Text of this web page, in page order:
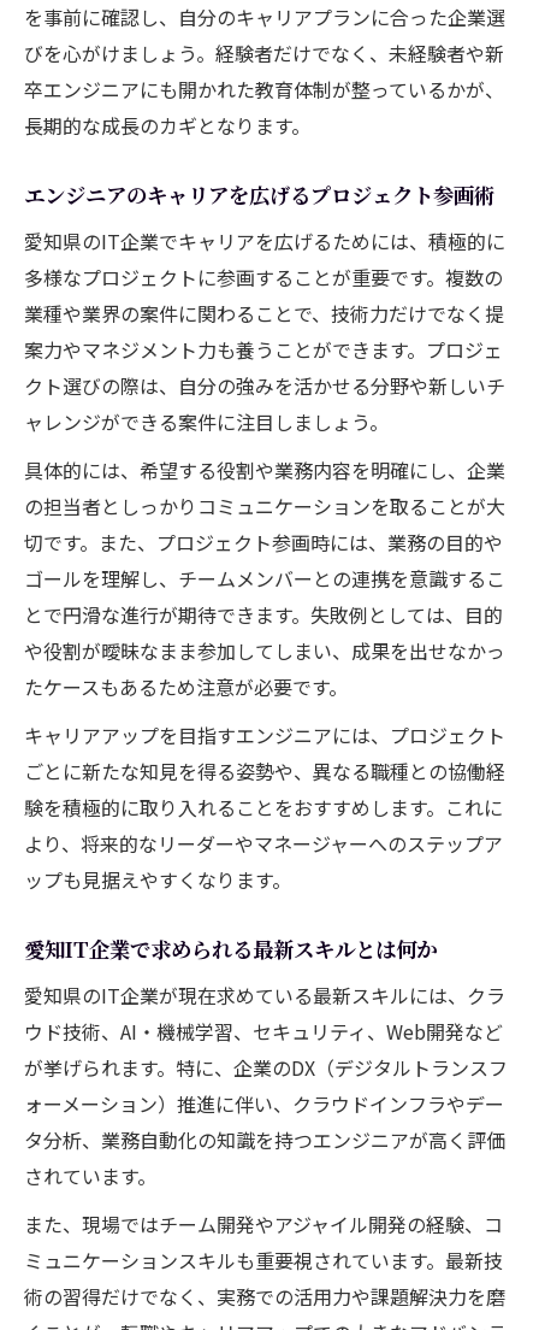
を事前に確認し、自分のキャリアプランに合った企業選
びを心がけましょう。経験者だけでなく、未経験者や新
卒エンジニアにも開かれた教育体制が整っているかが、
長期的な成長のカギとなります。
エンジニアのキャリアを広げるプロジェクト参画術
愛知県のIT企業でキャリアを広げるためには、積極的に
多様なプロジェクトに参画することが重要です。複数の
業種や業界の案件に関わることで、技術力だけでなく提
案力やマネジメント力も養うことができます。プロジェ
クト選びの際は、自分の強みを活かせる分野や新しいチ
ャレンジができる案件に注目しましょう。
具体的には、希望する役割や業務内容を明確にし、企業
の担当者としっかりコミュニケーションを取ることが大
切です。また、プロジェクト参画時には、業務の目的や
ゴールを理解し、チームメンバーとの連携を意識するこ
とで円滑な進行が期待できます。失敗例としては、目的
や役割が曖昧なまま参加してしまい、成果を出せなかっ
たケースもあるため注意が必要です。
キャリアアップを目指すエンジニアには、プロジェクト
ごとに新たな知見を得る姿勢や、異なる職種との協働経
験を積極的に取り入れることをおすすめします。これに
より、将来的なリーダーやマネージャーへのステップア
ップも見据えやすくなります。
愛知IT企業で求められる最新スキルとは何か
愛知県のIT企業が現在求めている最新スキルには、クラ
ウド技術、AI・機械学習、セキュリティ、Web開発など
が挙げられます。特に、企業のDX（デジタルトランスフ
ォーメーション）推進に伴い、クラウドインフラやデー
タ分析、業務自動化の知識を持つエンジニアが高く評価
されています。
また、現場ではチーム開発やアジャイル開発の経験、コ
ミュニケーションスキルも重要視されています。最新技
術の習得だけでなく、実務での活用力や課題解決力を磨